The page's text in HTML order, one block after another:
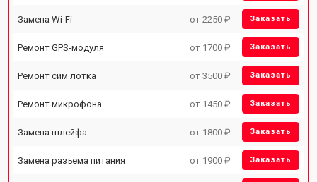
Замена Wi-Fi от 2250 ₽ Заказать
Ремонт GPS-модуля от 1700 ₽ Заказать
Ремонт сим лотка от 3500 ₽ Заказать
Ремонт микрофона от 1450 ₽ Заказать
Замена шлейфа от 1800 ₽ Заказать
Замена разъема питания от 1900 ₽ Заказать